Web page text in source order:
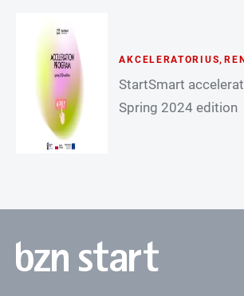
AKCELERATORIUS,
StartSmart
Spring 2024 edition